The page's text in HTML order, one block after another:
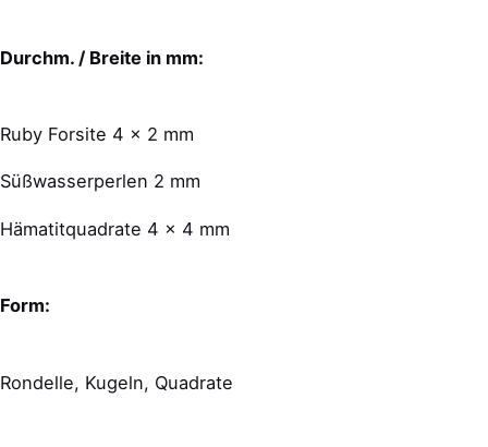
Durchm. / Breite in mm:
Ruby Forsite 4 x 2 mm
Süßwasserperlen 2 mm
Hämatitquadrate 4 x 4 mm
Form:
Rondelle, Kugeln, Quadrate